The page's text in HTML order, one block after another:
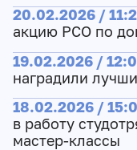
20.02.2026 /
акцию РСО по
19.02.2026 /
наградили
18.02.2026 /
в работу
мастер‑классы